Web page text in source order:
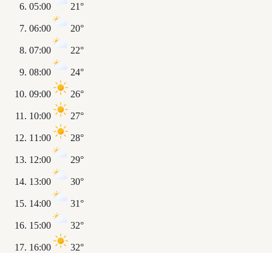
05:00 21°
06:00 20°
07:00 22°
08:00 24°
09:00 26°
10:00 27°
11:00 28°
12:00 29°
13:00 30°
14:00 31°
15:00 32°
16:00 32°